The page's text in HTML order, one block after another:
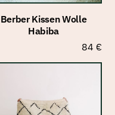
Berber Kissen Wolle
Habiba
84 €